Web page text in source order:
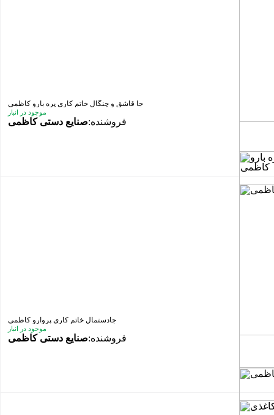
جا قاشق و چنگال خاتم کاری پره بارو کاظمی
موجود در انبار
فروشنده:صنایع دستی کاظمی
جادستمال خاتم کاری پروارو کاظمی
موجود در انبار
فروشنده:صنایع دستی کاظمی